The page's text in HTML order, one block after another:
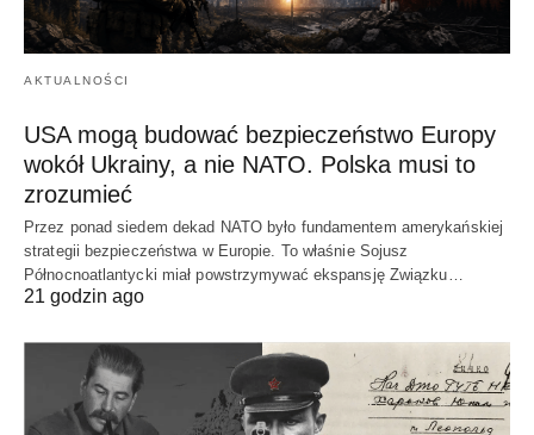
AKTUALNOŚCI
USA mogą budować bezpieczeństwo Europy
wokół Ukrainy, a nie NATO. Polska musi to
zrozumieć
Przez ponad siedem dekad NATO było fundamentem amerykańskiej
strategii bezpieczeństwa w Europie. To właśnie Sojusz
Północnoatlantycki miał powstrzymywać ekspansję Związku…
21 godzin ago